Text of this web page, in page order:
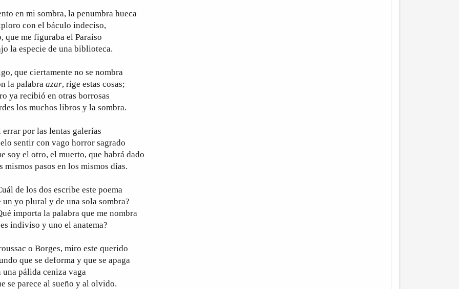
en mi sombra, la penumbra hueca
con el báculo indeciso,
que me figuraba el Paraíso
la especie de una biblioteca.
que ciertamente no se nombra
la palabra azar, rige estas cosas;
ya recibió en otras borrosas
los muchos libros y la sombra.
errar por las lentas galerías
sentir con vago horror sagrado
soy el otro, el muerto, que habrá dado
mismos pasos en los mismos días.
de los dos escribe este poema
un yo plural y de una sola sombra?
importa la palabra que me nombra
indiviso y uno el anatema?
o Borges, miro este querido
que se deforma y que se apaga
una pálida ceniza vaga
se parece al sueño y al olvido.